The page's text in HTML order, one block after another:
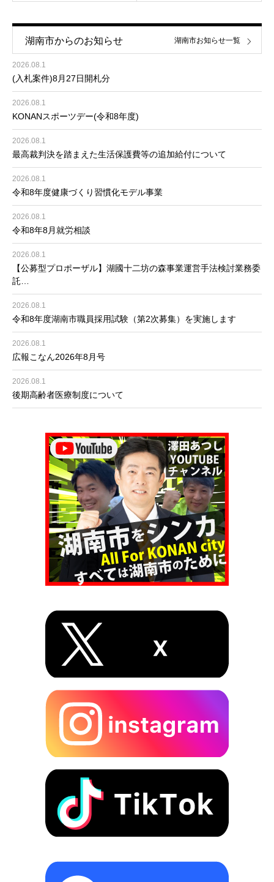
湖南市からのお知らせ
2026.08.1
(入札案件)8月27日開札分
2026.08.1
KONANスポーツデー(令和8年度)
2026.08.1
最高裁判決を踏まえた生活保護費等の追加給付について
2026.08.1
令和8年度健康づくり習慣化モデル事業
2026.08.1
令和8年8月就労相談
2026.08.1
【公募型プロポーザル】湖國十二坊の森事業運営手法検討業務委
託…
2026.08.1
令和8年度湖南市職員採用試験（第2次募集）を実施します
2026.08.1
広報こなん2026年8月号
2026.08.1
後期高齢者医療制度について
湖南市お知らせ一覧